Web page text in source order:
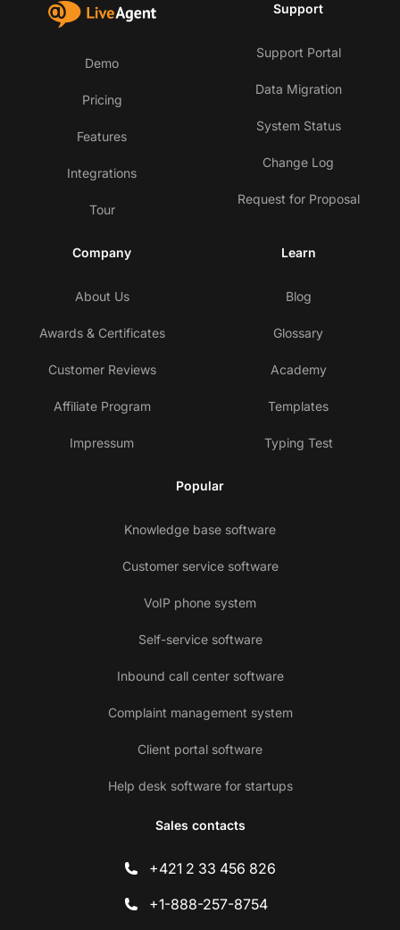
Demo
Pricing
Features
Integrations
Tour
Support
Support Portal
Data Migration
System Status
Change Log
Request for Proposal
Company
About Us
Awards & Certificates
Customer Reviews
Affiliate Program
Impressum
Learn
Blog
Glossary
Academy
Templates
Typing Test
Popular
Knowledge base software
Customer service software
VoIP phone system
Self-service software
Inbound call center software
Complaint management system
Client portal software
Help desk software for startups
Sales contacts
+421 2 33 456 826
+1-888-257-8754